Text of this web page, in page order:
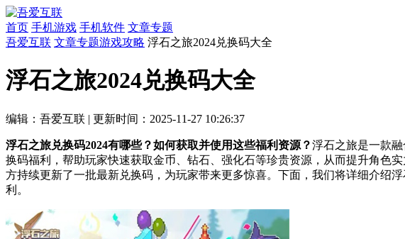
首页 手机游戏 手机软件 文章专题
吾爱互联 文章专题游戏攻略 浮石之旅2024兑换码大全
浮石之旅2024兑换码大全
编辑：吾爱互联 | 更新时间：2025-11-27 10:26:37
浮石之旅兑换码2024有哪些？如何获取并使用这些福利资源？浮石之旅是一款
换码福利，帮助玩家快速获取金币、钻石、强化石等珍贵资源，从而提升角色
方持续更新了一批最新兑换码，为玩家带来更多惊喜。下面，我们将详细介绍
利。